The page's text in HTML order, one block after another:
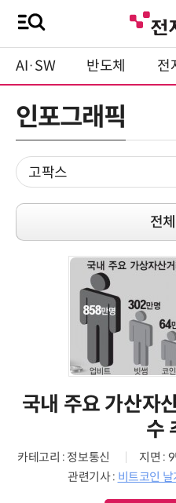
AI·SW 반도체 전
인포그래픽
전
국내 주요 가산자
수
카테고리 : 정보통신 지면 :
관련기사 : 비트코인